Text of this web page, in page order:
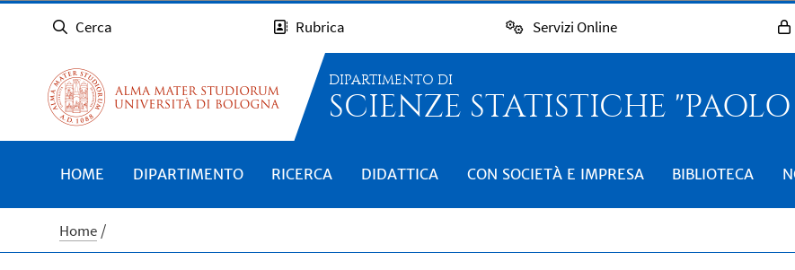
Cerca Rubrica Servizi Online
DIPARTIMENTO DI
SCIENZE STATISTICHE
HOME DIPARTIMENTO RICERCA DIDATTICA CON SOCIETÀ E IMPRESA BIBLIOTECA
Home